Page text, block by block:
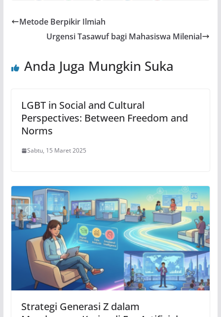
Metode Berpikir Ilmiah
Urgensi Tasawuf bagi Mahasiswa Milenial
Anda Juga Mungkin Suka
LGBT in Social and Cultural
Perspectives: Between Freedom and
Norms
Sabtu, 15 Maret 2025
Strategi Generasi Z dalam